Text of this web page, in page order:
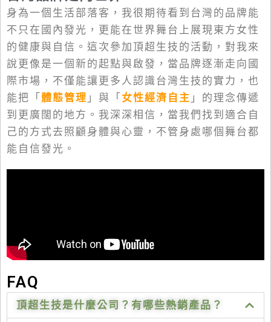
身為一個生活部落客，我很期待看到台灣的品牌能
不只在國內發光，更能在世界舞台上展現東方女性
的健康與自信。這次參加頂超生技的活動，對我來
說更像是一個新的起點與啟發，當品牌逐漸走向國
際市場，不僅能讓更多人認識台灣生技的實力，也
能把「 體態管理 」與「 女性經濟自主 」的理念傳遞
到更廣闊的地方。我深深相信，當我們找到適合自
己的方式去照顧身體與心靈，不管身處哪個舞台都
能自信發光。
FAQ
頂超生技是什麼公司？有哪些熱銷產品？